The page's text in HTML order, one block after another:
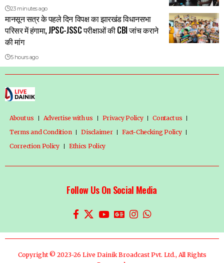
23 minutes ago
मानसून सत्र के पहले दिन विपक्ष का झारखंड विधानसभा
परिसर में हंगामा, JPSC-JSSC परीक्षाओं की CBI जांच कराने
की मांग
5 hours ago
About us Advertise with us Privacy Policy
Contact us
Terms and Condition
Disclaimer
Fact-Checking Policy
Correction Policy
Ethics Policy
Follow Us On Social Media
Copyright © 2023-26 Live Dainik Broadcast Pvt. Ltd., All Rights